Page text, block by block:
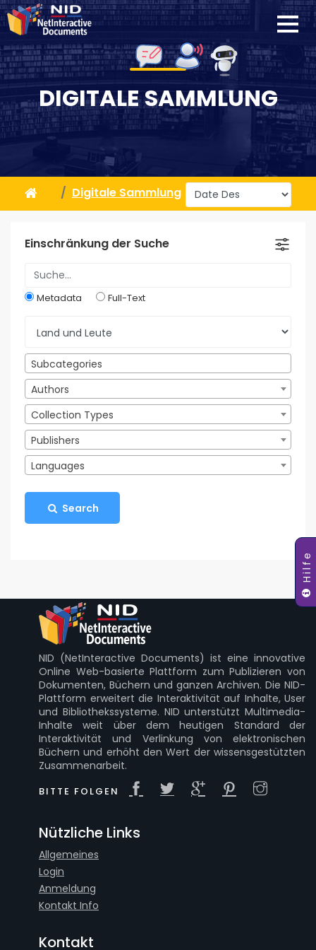
Hilfe
DIGITALE SAMMLUNG
Digitale Sammlung
Einschränkung der Suche
Metadata Full-Text
Subcategories
Authors
Collection Types
Publishers
Languages
Search
NID (NetInteractive Documents) ist eine innovative
Online Web-basierte Plattform zum Publizieren von
Dokumenten, Büchern und ganzen Archiven. Die NID-
Plattform erweitert die Interaktivität auf Inhalte, User
und Bibliothekssysteme. NID unterstützt Multimedia-
Inhalte weit über dem heutigen Standard der
Interaktivität und Verlinkung von elektronischen
Büchern und erhöht den Wert der wissensgestützten
Zusammenarbeit.
BITTE FOLGEN
Nützliche Links
Allgemeines
Login
Anmeldung
Kontakt Info
Kontakt